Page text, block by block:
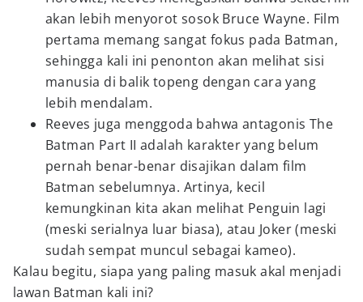
akan lebih menyorot sosok Bruce Wayne. Film
pertama memang sangat fokus pada Batman,
sehingga kali ini penonton akan melihat sisi
manusia di balik topeng dengan cara yang
lebih mendalam.
Reeves juga menggoda bahwa antagonis The
Batman Part II adalah karakter yang belum
pernah benar-benar disajikan dalam film
Batman sebelumnya. Artinya, kecil
kemungkinan kita akan melihat Penguin lagi
(meski serialnya luar biasa), atau Joker (meski
sudah sempat muncul sebagai kameo).
Kalau begitu, siapa yang paling masuk akal menjadi
lawan Batman kali ini?